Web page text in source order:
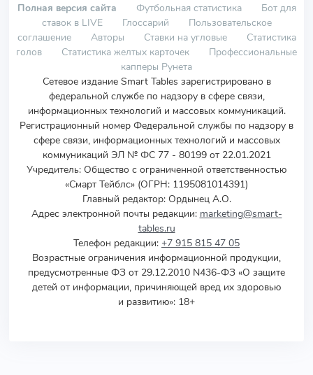
Полная версия сайта Футбольная статистика
Бот для
ставок в LIVE
Глоссарий
Пользовательское
соглашение
Авторы Ставки на угловые
Статистика
голов
Статистика желтых карточек
Профессиональные
капперы Рунета
Сетевое издание Smart Tables зарегистрировано в
федеральной службе по надзору в сфере связи,
информационных технологий и массовых коммуникаций.
Регистрационный номер Федеральной службы по надзору в
сфере связи, информационных технологий и массовых
коммуникаций ЭЛ № ФС 77 - 80199 от 22.01.2021
Учредитель: Общество с ограниченной ответственностью
«Смарт Тейблс» (ОГРН: 1195081014391)
Главный редактор: Ордынец А.О.
Адрес электронной почты редакции: marketing@smart-
tables.ru
Телефон редакции: +7 915 815 47 05
Возрастные ограничения информационной продукции,
предусмотренные ФЗ от 29.12.2010 N436-ФЗ «О защите
детей от информации, причиняющей вред их здоровью
и развитию»: 18+